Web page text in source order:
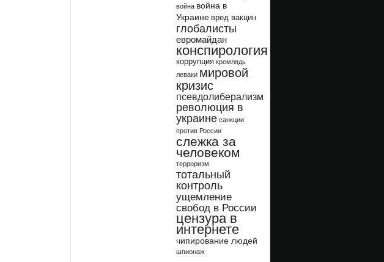
война война в
Украине вред вакцин
глобалисты
евромайдан
конспирология
коррупция кремлядь
леваки мировой
кризис
псевдолиберализм
революция в
украине санкции
против России
слежка за
человеком
терроризм
тотальный
контроль
ущемление
свобод в России
цензура в
интернете
чипирование людей
шпионаж